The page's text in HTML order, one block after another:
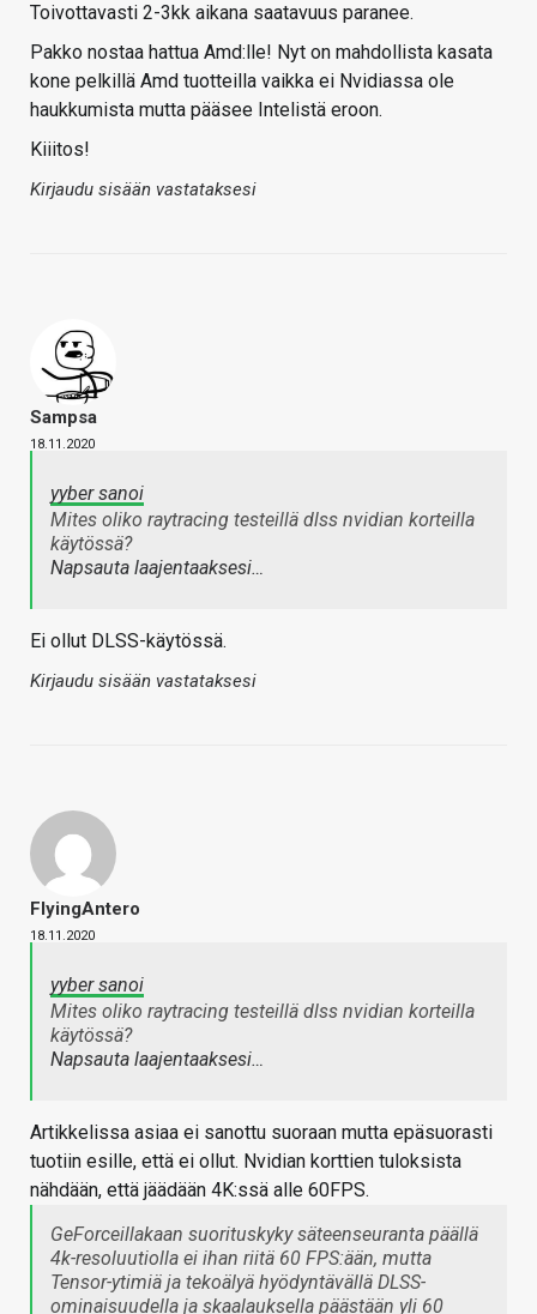
Toivottavasti 2-3kk aikana saatavuus paranee.
Pakko nostaa hattua Amd:lle! Nyt on mahdollista kasata
kone pelkillä Amd tuotteilla vaikka ei Nvidiassa ole
haukkumista mutta pääsee Intelistä eroon.
Kiiitos!
Kirjaudu sisään vastataksesi
Sampsa
18.11.2020
yyber sanoi
Mites oliko raytracing testeillä dlss nvidian korteilla
käytössä?
Napsauta laajentaaksesi…
Ei ollut DLSS-käytössä.
Kirjaudu sisään vastataksesi
FlyingAntero
18.11.2020
yyber sanoi
Mites oliko raytracing testeillä dlss nvidian korteilla
käytössä?
Napsauta laajentaaksesi…
Artikkelissa asiaa ei sanottu suoraan mutta epäsuorasti
tuotiin esille, että ei ollut. Nvidian korttien tuloksista
nähdään, että jäädään 4K:ssä alle 60FPS.
GeForceillakaan suorituskyky säteenseuranta päällä
4k-resoluutiolla ei ihan riitä 60 FPS:ään, mutta
Tensor-ytimiä ja tekoälyä hyödyntävällä DLSS-
ominaisuudella ja skaalauksella päästään yli 60